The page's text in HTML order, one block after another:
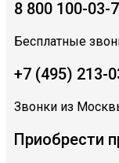
8 800 100-03-
Бесплатные
+7 (495) 213-
Звонки из
Приобрести